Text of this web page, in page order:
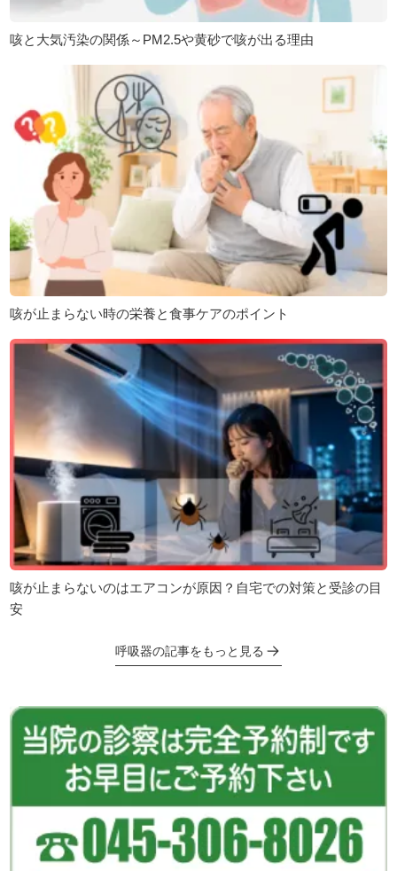
咳と大気汚染の関係～PM2.5や黄砂で咳が出る理由
咳が止まらない時の栄養と食事ケアのポイント
咳が止まらないのはエアコンが原因？自宅での対策と受診の目
安
呼吸器の記事をもっと見る